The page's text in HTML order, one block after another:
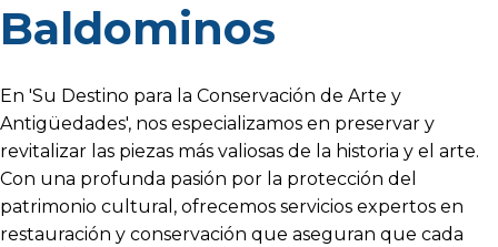
Baldominos
En 'Su Destino para la Conservación de Arte y
Antigüedades', nos especializamos en preservar y
revitalizar las piezas más valiosas de la historia y el arte.
Con una profunda pasión por la protección del
patrimonio cultural, ofrecemos servicios expertos en
restauración y conservación que aseguran que cada